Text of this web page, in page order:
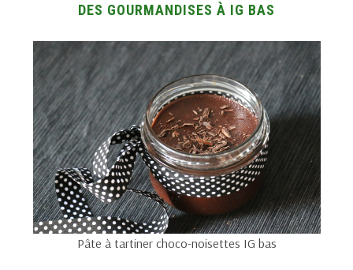
DES GOURMANDISES À IG BAS
Pâte à tartiner choco-noisettes IG bas